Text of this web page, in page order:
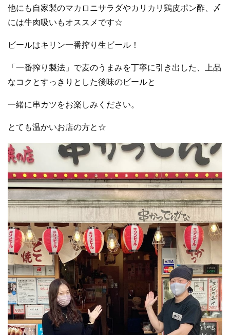
他にも自家製のマカロニサラダやカリカリ鶏皮ポン酢、〆
には牛肉吸いもオススメです☆
ビールはキリン一番搾り生ビール！
「一番搾り製法」で麦のうまみを丁寧に引き出した、
上品
なコクとすっきりとした後味のビールと
一緒に串カツをお楽しみください。
とても温かいお店の方と☆